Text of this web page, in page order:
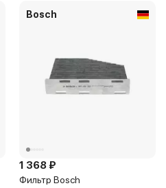
Bosch
1 368 ₽
Фильтр Bosch